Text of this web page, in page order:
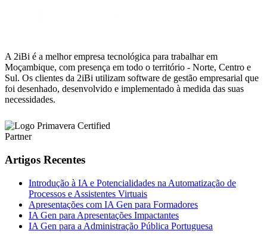
A 2iBi é a melhor empresa tecnológica para trabalhar em
Moçambique, com presença em todo o território - Norte, Centro e
Sul. Os clientes da 2iBi utilizam software de gestão empresarial que
foi desenhado, desenvolvido e implementado à medida das suas
necessidades.
Artigos Recentes
Introdução à IA e Potencialidades na Automatização de
Processos e Assistentes Virtuais
Apresentações com IA Gen para Formadores
IA Gen para Apresentações Impactantes
IA Gen para a Administração Pública Portuguesa